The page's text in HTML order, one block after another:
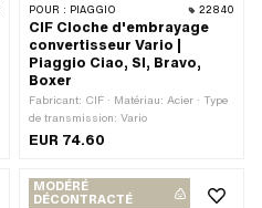
POUR : PIAGGIO 22840
CIF Cloche d'embrayage
convertisseur Vario |
Piaggio Ciao, SI, Bravo,
Boxer
Fabricant: CIF · Matériau: Acier · Type
de transmission: Vario
EUR 74.60
MODÉRÉ
DÉCONTRACTÉ